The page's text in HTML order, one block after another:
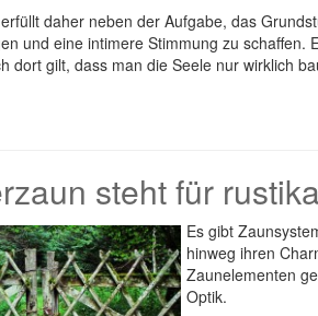
daher neben der Aufgabe, das
und eine intimere Stimmung zu
dort gilt, dass man die Seele nur wirklich
steht für
Es gibt
hinweg ihren
Zaunelementen
Optik.